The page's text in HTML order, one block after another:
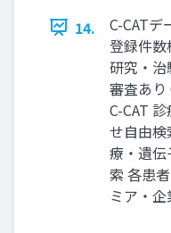
14.
C-CATデ
登録件
研究・
審査あり
C-CAT
せ自由
療・遺
索 各患
ミア・